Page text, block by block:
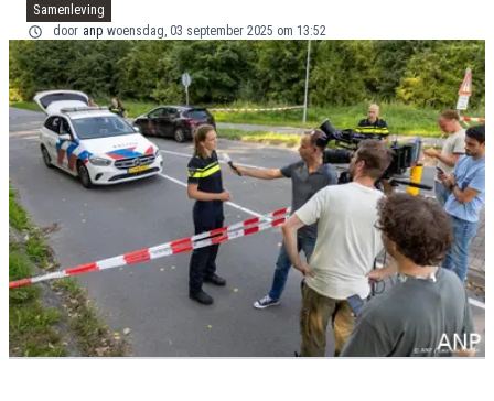
Samenleving
door anp woensdag, 03 september 2025 om 13:52